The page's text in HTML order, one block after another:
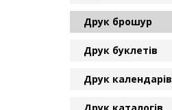
Друк брошур
Друк буклетів
Друк календарів